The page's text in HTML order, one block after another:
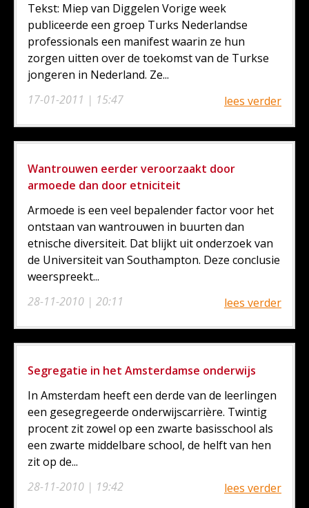
17-01-2011 | 15:47
Tekst: Miep van Diggelen Vorige week
publiceerde een groep Turks Nederlandse
professionals een manifest waarin ze hun
zorgen uitten over de toekomst van de Turkse
jongeren in Nederland. Ze...
lees verder
Wantrouwen eerder veroorzaakt door
armoede dan door etniciteit
28-11-2010 | 20:11
Armoede is een veel bepalender factor voor het
ontstaan van wantrouwen in buurten dan
etnische diversiteit. Dat blijkt uit onderzoek van
de Universiteit van Southampton. Deze conclusie
weerspreekt...
lees verder
Segregatie in het Amsterdamse onderwijs
28-11-2010 | 19:42
In Amsterdam heeft een derde van de leerlingen
een gesegregeerde onderwijscarrière. Twintig
procent zit zowel op een zwarte basisschool als
een zwarte middelbare school, de helft van hen
zit op de...
lees verder